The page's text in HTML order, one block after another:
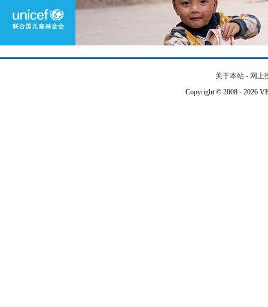
关于本站 - 网上
Copyright © 2008 - 2026